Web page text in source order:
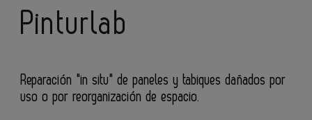
Pinturlab
Reparación "in situ" de paneles y tabiques dañados por
uso o por reorganización de espacio.